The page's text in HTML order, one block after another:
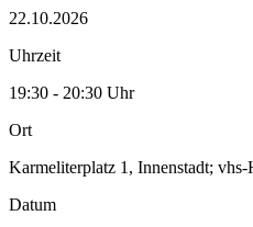
22.10.2026
Uhrzeit
19:30 - 20:30 Uhr
Ort
Karmeliterplatz 1, Innenstadt; vhs-
Datum